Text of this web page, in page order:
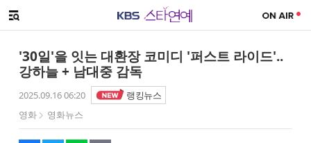
메뉴 열기
'30일'을 잇는 대환장 코미디 '퍼스트 라이드'..
강하늘 + 남대중 감독
2025.09.16 06:20
랭킹뉴스
영화
영화뉴스
페이스북
트위터
네이버
URL복사
글씨 작게보기
글씨 크게보기